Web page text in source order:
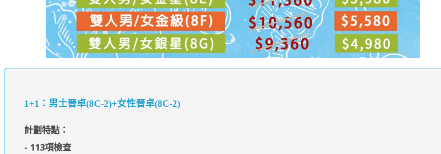
1+1：男士晉卓(8C-2)+女性晉卓(8C-2)
計劃特點：
- 113項檢查